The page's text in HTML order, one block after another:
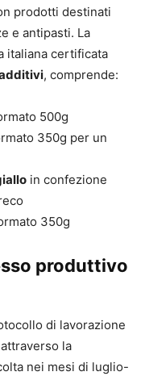
prodotti destinati
e antipasti. La
italiana certificata
, comprende:
500g
350g per un
in confezione
350g
produttivo
di lavorazione
la
nei mesi di luglio-